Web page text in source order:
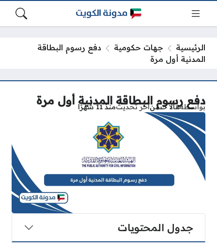
الرئيسية جهات حكومية
دفع رسوم البطاقة
المدنية أول مرة
دفع رسوم البطاقة المدنية أول مرة
بواسطةهالا حسنآخر تحديثمنذ 11 شهرًا
جدول المحتويات